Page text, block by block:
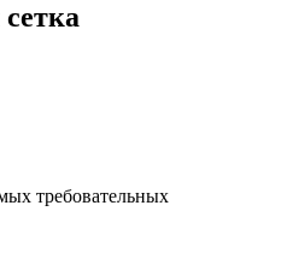
требовательных